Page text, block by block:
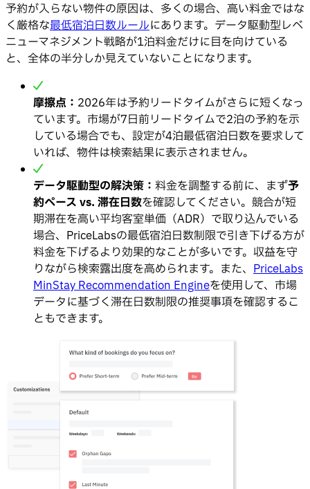
予約が入らない物件の原因は、多くの場合、高い料金ではな
く厳格な最低宿泊日数ルールにあります。データ駆動型レベ
ニューマネジメント戦略が1泊料金だけに目を向けている
と、全体の半分しか見えていないことになります。
摩擦点： 2026年は予約リードタイムがさらに短くなっ
ています。市場が7日前リードタイムで2泊の予約を示
している場合でも、設定が4泊最低宿泊日数を要求して
いれば、物件は検索結果に表示されません。
データ駆動型の解決策： 料金を調整する前に、まず予
約ペース vs. 滞在日数を確認してください。競合が短
期滞在を高い平均客室単価（ADR）で取り込んでいる
場合、PriceLabsの最低宿泊日数制限で引き下げる方が
料金を下げるより効果的なことが多いです。収益を守
りながら検索露出度を高められます。また、 PriceLabs
MinStay Recommendation Engineを使用して、市場
データに基づく滞在日数制限の推奨事項を確認するこ
ともできます。